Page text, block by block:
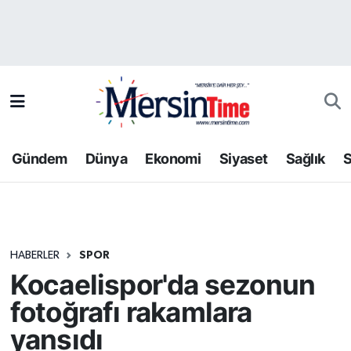
Gündem Dünya Ekonomi Siyaset Sağlık
HABERLER SPOR
Kocaelispor'da sezonun
fotoğrafı rakamlara
yansıdı
Bilim-Teknoloji
Dünya
Ekonomi
Gündem
Kültür-Sanat
Trafik Durumu
Tüm Manşetler
Haber Arşivi